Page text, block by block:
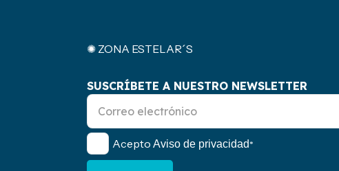
✺ ZONA ESTELAR´S
SUSCRÍBETE A NUESTRO NEWSLETTER
AceptoAviso de privacidad*